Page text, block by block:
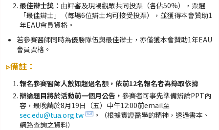
最佳辯士獎： 由評審及現場觀眾共同投票（各佔50%），票選
「最佳辯士」（每場6位辯士均可接受投票），並獲得本會贊助1
年EAU會員資格。
若參賽醫師同時為優勝隊伍與最佳辯士，亦僅獲本會贊助1年EAU
會員資格。
▹備註：
報名參賽醫師人數如超過名額，依前12名報名者為錄取依據
辯論題目將於活動前一個月公告， 參賽者可事先準備辯論PPT內
容，最晚請於8月19日（五）中午12:00前email至
sec.edu@tua.org.tw
。（根據實證醫學的精神，透過書本、
網路查詢之資料）